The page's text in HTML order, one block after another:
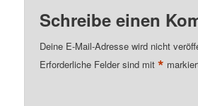
Schreibe einen
Deine E-Mail-Adresse wird nicht
Erforderliche Felder sind mit*